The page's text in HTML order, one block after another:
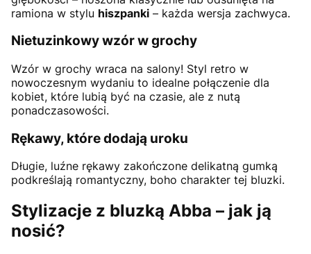
ramiona w stylu hiszpanki – każda wersja zachwyca.
Nietuzinkowy wzór w grochy
Wzór w grochy wraca na salony! Styl retro w
nowoczesnym wydaniu to idealne połączenie dla
kobiet, które lubią być na czasie, ale z nutą
ponadczasowości.
Rękawy, które dodają uroku
Długie, luźne rękawy zakończone delikatną gumką
podkreślają romantyczny, boho charakter tej bluzki.
Stylizacje z bluzką Abba – jak ją
nosić?